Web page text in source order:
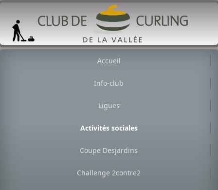
Accueil
Info-club
Ligues
Activités sociales
Coupe Desjardins
Challenge 2contre2